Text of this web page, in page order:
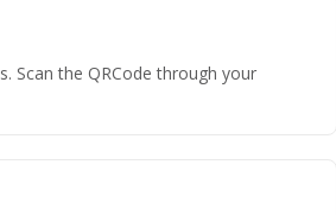
Scan the QRCode through your